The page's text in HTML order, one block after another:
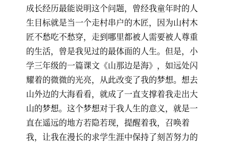
成长经历最能说明这个问题，曾经我童年时的人
生目标就是当一个走村串户的木匠，因为山村木
匠不愁吃不愁穿，走到哪里都被人需要被人尊重
的生活，曾是我见过的最体面的人生。但是，小
学三年级的一篇课文《山那边是海》，如远处闪
耀着的微微的光亮，从此改变了我的梦想。想去
山外边的大海看看，就成了一直支撑着我走出大
山的梦想。这个梦想对于我人生的意义，就是一
直在遥远的地方若隐若现，提醒着我，召唤着
我，让我在漫长的求学生涯中保持了刻苦努力的